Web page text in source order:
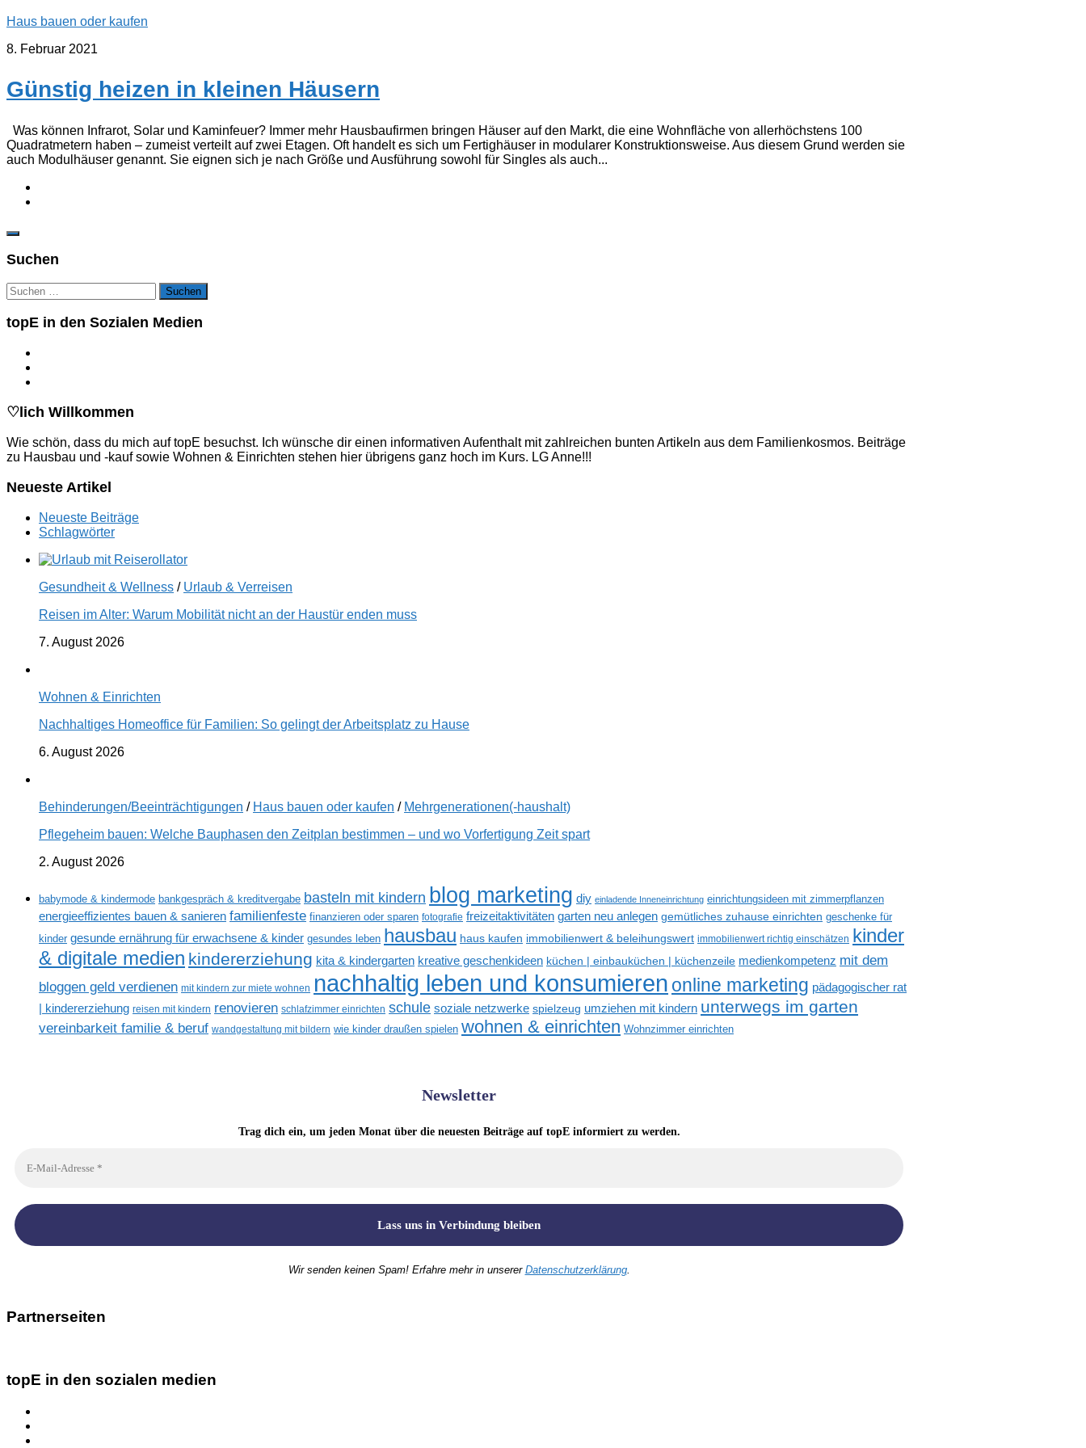
Haus bauen oder kaufen
8. Februar 2021
Günstig heizen in kleinen Häusern
Was können Infrarot, Solar und Kaminfeuer? Immer mehr Hausbaufirmen bringen Häuser auf den Markt, die eine Wohnfläche von allerhöchstens 100
Quadratmetern haben – zumeist verteilt auf zwei Etagen. Oft handelt es sich um Fertighäuser in modularer Konstruktionsweise. Aus diesem Grund werden sie
auch Modulhäuser genannt. Sie eignen sich je nach Größe und Ausführung sowohl für Singles als auch...
Suchen
Suchen
nach:
topE in den Sozialen Medien
♡lich Willkommen
Wie schön, dass du mich auf topE besuchst. Ich wünsche dir einen informativen Aufenthalt mit zahlreichen bunten Artikeln aus dem Familienkosmos. Beiträge
zu Hausbau und -kauf sowie Wohnen & Einrichten stehen hier übrigens ganz hoch im Kurs. LG Anne!!!
Neueste Artikel
Neueste Beiträge
Schlagwörter
Gesundheit & Wellness / Urlaub & Verreisen
Reisen im Alter: Warum Mobilität nicht an der Haustür enden muss
7. August 2026
Wohnen & Einrichten
Nachhaltiges Homeoffice für Familien: So gelingt der Arbeitsplatz zu Hause
6. August 2026
Behinderungen/Beeinträchtigungen / Haus bauen oder kaufen / Mehrgenerationen(-haushalt)
Pflegeheim bauen: Welche Bauphasen den Zeitplan bestimmen – und wo Vorfertigung Zeit spart
2. August 2026
babymode & kindermode bankgespräch & kreditvergabe basteln mit kindern blog marketing diy einladende Inneneinrichtung einrichtungsideen mit zimmerpflanzen
energieeffizientes bauen & sanieren familienfeste finanzieren oder sparen fotografie freizeitaktivitäten garten neu anlegen gemütliches zuhause einrichten geschenke für
kinder gesunde ernährung für erwachsene & kinder gesundes leben hausbau haus kaufen immobilienwert & beleihungswert immobilienwert richtig einschätzen kinder
& digitale medien kindererziehung kita & kindergarten kreative geschenkideen küchen | einbauküchen | küchenzeile medienkompetenz mit dem
bloggen geld verdienen mit kindern zur miete wohnen nachhaltig leben und konsumieren online marketing pädagogischer rat
| kindererziehung reisen mit kindern renovieren schlafzimmer einrichten schule soziale netzwerke spielzeug umziehen mit kindern unterwegs im garten
vereinbarkeit familie & beruf wandgestaltung mit bildern wie kinder draußen spielen wohnen & einrichten Wohnzimmer einrichten
Newsletter
Trag dich ein, um jeden Monat über die neuesten Beiträge auf topE informiert zu werden.
Wir senden keinen Spam! Erfahre mehr in unserer Datenschutzerklärung.
Partnerseiten
topE in den sozialen medien